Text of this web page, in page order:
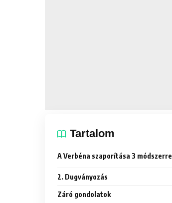
Tartalom
A Verbéna szaporítása 3 módszerrel
2. Dugványozás
Záró gondolatok